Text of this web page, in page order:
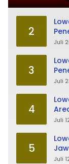
2
Juli
3
Juli
4
Juli
5
Juli